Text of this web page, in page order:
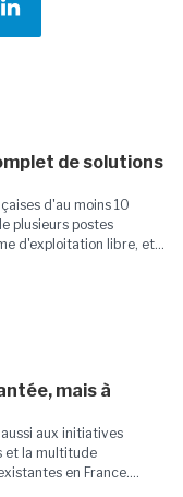
de solutions
d'au moins 10
plusieurs postes
d'exploitation libre, et...
mais à
aux initiatives
et la multitude
en France....